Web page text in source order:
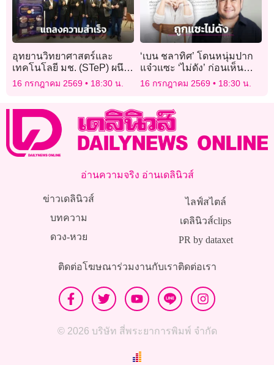
เสนอ ครม. พิจารณา
อุทยานวิทยาศาสตร์และ
เทคโนโลยี มช. (STeP) ผนึก
กำลัง สป.อว. และ MTEC
แถลงความสำเร็จ
16 กรกฎาคม 2569 18:30 น.
‘เบน ชลาทิศ’ โดนหนุ่มปาก
แจ๋วแซะ ‘ไม่ดัง’ ก่อนเห็น
สภาพสุดอนาถ ดีแต่ปากค่า
ข้าวยังให้แม่ควักจ่าย!
16 กรกฎาคม 2569 18:30 น.
อ่านความจริง อ่านเดลินิวส์
ข่าวเดลินิวส์
บทความ
ดวง-หวย
ไลฟ์สไตล์
เดลินิวส์clips
PR by dataxet
ติดต่อโฆษณาร่วมงานกับเราติดต่อเรา
© 2026 บริษัท สี่พระยาการพิมพ์ จำกัด